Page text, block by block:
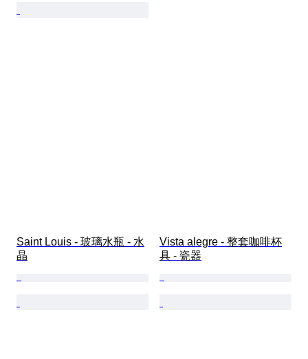
Saint Louis - 玻璃水瓶 - 水
晶
Vista alegre - 整套咖啡杯
具 - 瓷器